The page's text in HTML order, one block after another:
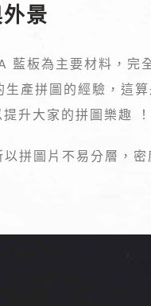
景
藍板為主要材料，完
產拼圖的經驗，這
升大家的拼圖樂趣 ！
拼圖片不易分層，